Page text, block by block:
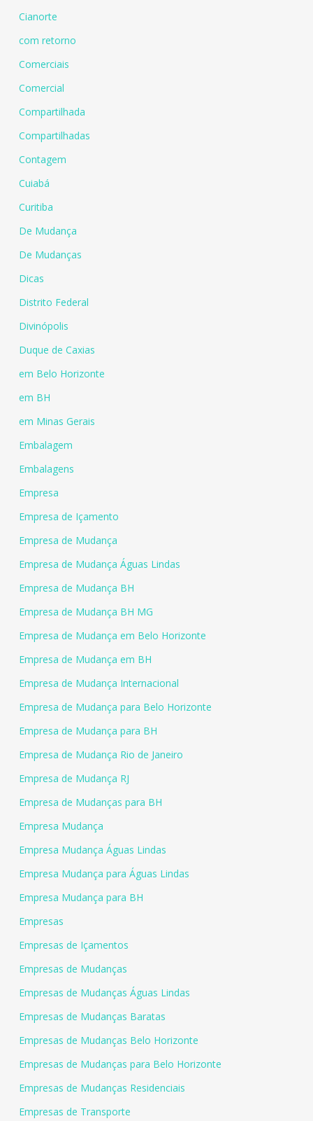
Cianorte
com retorno
Comerciais
Comercial
Compartilhada
Compartilhadas
Contagem
Cuiabá
Curitiba
De Mudança
De Mudanças
Dicas
Distrito Federal
Divinópolis
Duque de Caxias
em Belo Horizonte
em BH
em Minas Gerais
Embalagem
Embalagens
Empresa
Empresa de Içamento
Empresa de Mudança
Empresa de Mudança Águas Lindas
Empresa de Mudança BH
Empresa de Mudança BH MG
Empresa de Mudança em Belo Horizonte
Empresa de Mudança em BH
Empresa de Mudança Internacional
Empresa de Mudança para Belo Horizonte
Empresa de Mudança para BH
Empresa de Mudança Rio de Janeiro
Empresa de Mudança RJ
Empresa de Mudanças para BH
Empresa Mudança
Empresa Mudança Águas Lindas
Empresa Mudança para Águas Lindas
Empresa Mudança para BH
Empresas
Empresas de Içamentos
Empresas de Mudanças
Empresas de Mudanças Águas Lindas
Empresas de Mudanças Baratas
Empresas de Mudanças Belo Horizonte
Empresas de Mudanças para Belo Horizonte
Empresas de Mudanças Residenciais
Empresas de Transporte